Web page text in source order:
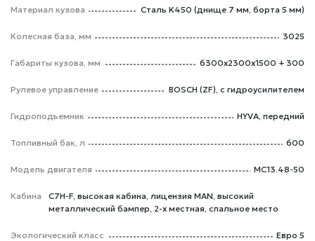
Материал кузова Сталь K450 (днище 7 мм, борта 5 мм)
Колесная база, мм 3025
Габариты кузова, мм 6300x2300x1500 + 300
Рулевое управление BOSCH (ZF), с гидроусилителем
Гидроподъемник HYVA, передний
Топливный бак, л 600
Модель двигателя MC13.48-50
Кабина
C7H-F, высокая кабина, лицензия MAN, высокий
металлический бампер, 2-х местная, спальное место
Экологический класс Евро 5